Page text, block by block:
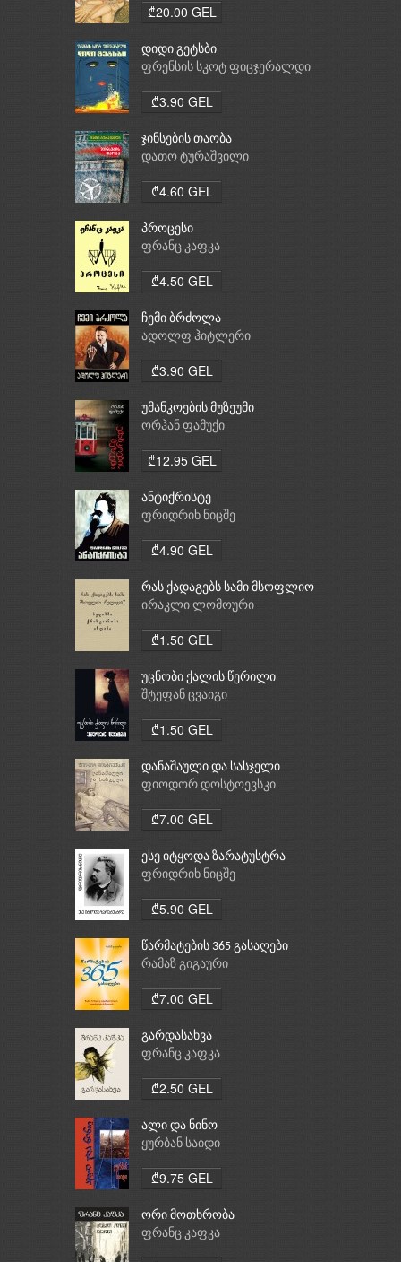
₾20.00 GEL
დიდი გეტსბი
ფრენსის სკოტ ფიცჯერალდი
₾3.90 GEL
ჯინსების თაობა
დათო ტურაშვილი
₾4.60 GEL
პროცესი
ფრანც კაფკა
₾4.50 GEL
ჩემი ბრძოლა
ადოლფ ჰიტლერი
₾3.90 GEL
უმანკოების მუზეუმი
ორჰან ფამუქი
₾12.95 GEL
ანტიქრისტე
ფრიდრიხ ნიცშე
₾4.90 GEL
რას ქადაგებს სამი მსოფლიო
რელიგია: ბუდიზმი,
ირაკლი ლომოური
₾1.50 GEL
უცნობი ქალის წერილი
შტეფან ცვაიგი
₾1.50 GEL
დანაშაული და სასჯელი
ფიოდორ დოსტოევსკი
₾7.00 GEL
ესე იტყოდა ზარატუსტრა
ფრიდრიხ ნიცშე
₾5.90 GEL
წარმატების 365 გასაღები
რამაზ გიგაური
₾7.00 GEL
გარდასახვა
ფრანც კაფკა
₾2.50 GEL
ალი და ნინო
ყურბან საიდი
₾9.75 GEL
ორი მოთხრობა
ფრანც კაფკა